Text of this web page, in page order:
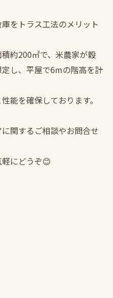
をトラス工法のメリット
約200㎡で、米農家が穀
し、平屋で6mの階高を計
能を確保しております。
関するご相談やお問合せ
にどうぞ😊